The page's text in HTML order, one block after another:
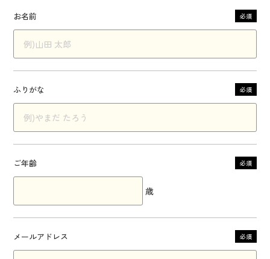
お名前 必須
ふりがな 必須
ご年齢 必須
歳
メールアドレス 必須